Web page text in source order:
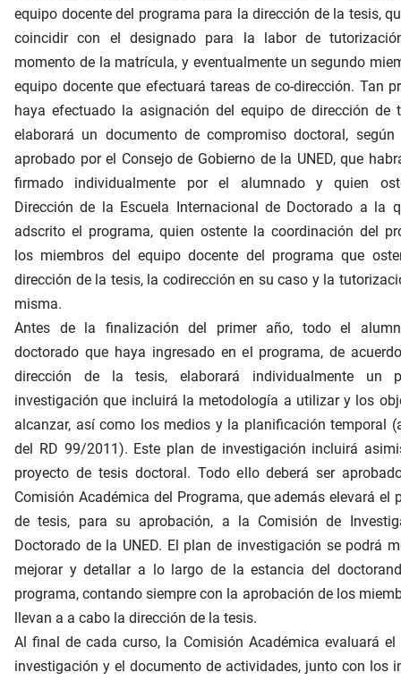
equipo docente del programa para la dirección de la tesis,
coincidir con el designado para la labor de
momento de la matrícula, y eventualmente un segundo
equipo docente que efectuará tareas de co-dirección. Tan
haya efectuado la asignación del equipo de dirección de
elaborará un documento de compromiso doctoral, según
aprobado por el Consejo de Gobierno de la UNED, que
firmado individualmente por el alumnado y quien
Dirección de la Escuela Internacional de Doctorado a la
adscrito el programa, quien ostente la coordinación del
los miembros del equipo docente del programa que
dirección de la tesis, la codirección en su caso y la
misma.
Antes de la finalización del primer año, todo el
doctorado que haya ingresado en el programa, de
dirección de la tesis, elaborará individualmente un
investigación que incluirá la metodología a utilizar y los
alcanzar, así como los medios y la planificación temporal
del RD 99/2011). Este plan de investigación incluirá
proyecto de tesis doctoral. Todo ello deberá ser
Comisión Académica del Programa, que además elevará el
de tesis, para su aprobación, a la Comisión de
Doctorado de la UNED. El plan de investigación se podrá
mejorar y detallar a lo largo de la estancia del
programa, contando siempre con la aprobación de los
llevan a a cabo la dirección de la tesis.
Al final de cada curso, la Comisión Académica evaluará el
investigación y el documento de actividades, junto con los